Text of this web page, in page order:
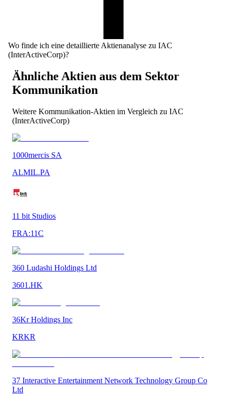
Wo finde ich eine detaillierte Aktienanalyse zu IAC
(InterActiveCorp)?
Ähnliche Aktien aus dem Sektor
Kommunikation
Weitere Kommunikation-Aktien im Vergleich zu IAC
(InterActiveCorp)
1000mercis SA
ALMIL.PA
11 bit Studios
FRA:11C
360 Ludashi Holdings Ltd
3601.HK
36Kr Holdings Inc
KRKR
37 Interactive Entertainment Network Technology Group Co
Ltd